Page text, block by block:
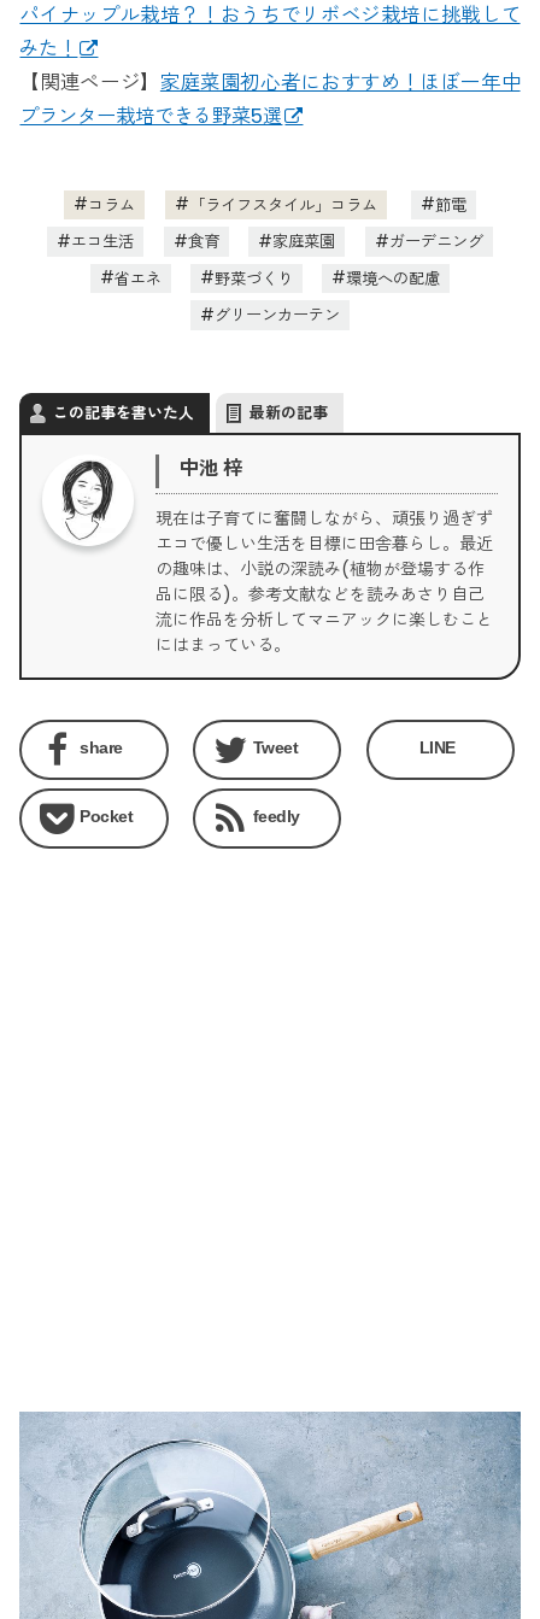
パイナップル栽培？！おうちでリボベジ栽培に挑戦して
みた！
【関連ページ】 家庭菜園初心者におすすめ！ほぼ一年中
プランター栽培できる野菜5選
コラム 「ライフスタイル」コラム
節電
エコ生活
食育 家庭菜園
ガーデニング
省エネ
野菜づくり
環境への配慮
グリーンカーテン
この記事を書いた人 最新の記事
中池 梓
現在は子育てに奮闘しながら、頑張り過ぎず
エコで優しい生活を目標に田舎暮らし。最近
の趣味は、小説の深読み(植物が登場する作
品に限る)。参考文献などを読みあさり自己
流に作品を分析してマニアックに楽しむこと
にはまっている。
share Tweet LINE
Pocket feedly